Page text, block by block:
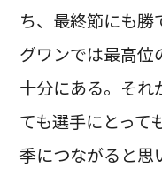
ち、最終節にも勝
グワンでは最高位
十分にある。それ
ても選手にとって
季につながると思